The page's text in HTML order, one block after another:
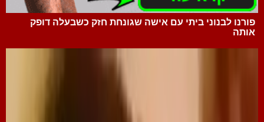
פורנו לבנוני ביתי עם אישה שגונחת חזק כשבעלה דופק
אותה